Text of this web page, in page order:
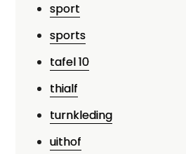
sport
sports
tafel 10
thialf
turnkleding
uithof